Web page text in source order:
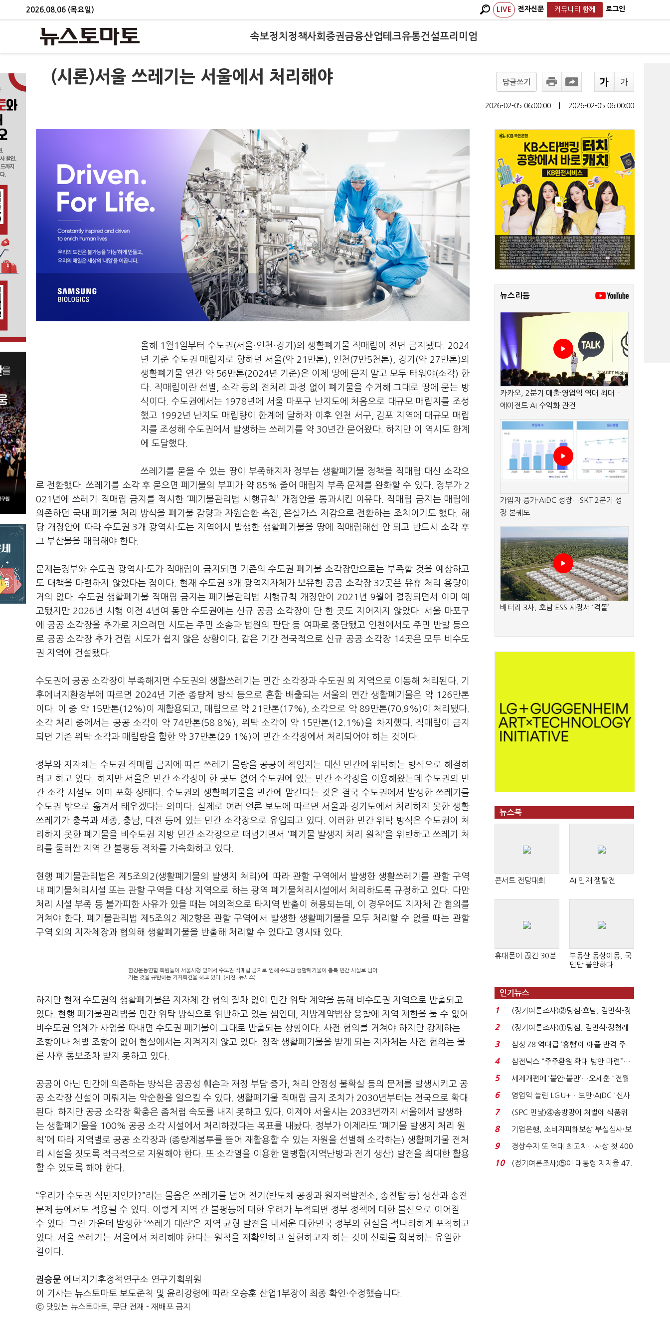
2026.08.06 (목요일) LIVE 전자신문 커뮤니티 함께 로그인
속보정치 정책사회 증권금융산업테크유통건설프리미엄
(시론)서울 쓰레기는 서울에서 처리해야 답글쓰기
2026-02-05 06:00:00 2026-02-05 06:00:00
올해 1월1일부터 수도권(서울·인천·경기)의 생활폐기물 직매립이 전면 금지됐다. 2024
년 기준 수도권 매립지로 향하던 서울(약 21만톤), 인천(7만5천톤), 경기(약 27만톤)의
생활폐기물 연간 약 56만톤(2024년 기준)은 이제 땅에 묻지 말고 모두 태워야(소각) 한
다. 직매립이란 선별, 소각 등의 전처리 과정 없이 폐기물을 수거해 그대로 땅에 묻는 방
식이다. 수도권에서는 1978년에 서울 마포구 난지도에 처음으로 대규모 매립지를 조성
했고 1992년 난지도 매립량이 한계에 달하자 이후 인천 서구, 김포 지역에 대규모 매립
지를 조성해 수도권에서 발생하는 쓰레기를 약 30년간 묻어왔다. 하지만 이 역시도 한계
에 도달했다.
쓰레기를 묻을 수 있는 땅이 부족해지자 정부는 생활폐기물 정책을 직매립 대신 소각으
로 전환했다. 쓰레기를 소각 후 묻으면 폐기물의 부피가 약 85% 줄어 매립지 부족 문제를 완화할 수 있다. 정부가 2
021년에 쓰레기 직매립 금지를 적시한 ‘폐기물관리법 시행규칙’ 개정안을 통과시킨 이유다. 직매립 금지는 매립에
의존하던 국내 폐기물 처리 방식을 폐기물 감량과 자원순환 촉진, 온실가스 저감으로 전환하는 조치이기도 했다. 해
당 개정안에 따라 수도권 3개 광역시·도는 지역에서 발생한 생활폐기물을 땅에 직매립해선 안 되고 반드시 소각 후
그 부산물을 매립해야 한다.
문제는정부와 수도권 광역시·도가 직매립이 금지되면 기존의 수도권 폐기물 소각장만으로는 부족할 것을 예상하고
도 대책을 마련하지 않았다는 점이다. 현재 수도권 3개 광역지자체가 보유한 공공 소각장 32곳은 유휴 처리 용량이
거의 없다. 수도권 생활폐기물 직매립 금지는 폐기물관리법 시행규칙 개정안이 2021년 9월에 결정되면서 이미 예
고됐지만 2026년 시행 이전 4년여 동안 수도권에는 신규 공공 소각장이 단 한 곳도 지어지지 않았다. 서울 마포구
에 공공 소각장을 추가로 지으려던 시도는 주민 소송과 법원의 판단 등 여파로 중단됐고 인천에서도 주민 반발 등으
로 공공 소각장 추가 건립 시도가 쉽지 않은 상황이다. 같은 기간 전국적으로 신규 공공 소각장 14곳은 모두 비수도
권 지역에 건설됐다.
수도권에 공공 소각장이 부족해지면 수도권의 생활쓰레기는 민간 소각장과 수도권 외 지역으로 이동해 처리된다. 기
후에너지환경부에 따르면 2024년 기준 종량제 방식 등으로 혼합 배출되는 서울의 연간 생활폐기물은 약 126만톤
이다. 이 중 약 15만톤(12%)이 재활용되고, 매립으로 약 21만톤(17%), 소각으로 약 89만톤(70.9%)이 처리됐다.
소각 처리 중에서는 공공 소각이 약 74만톤(58.8%), 위탁 소각이 약 15만톤(12.1%)을 차지했다. 직매립이 금지
되면 기존 위탁 소각과 매립량을 합한 약 37만톤(29.1%)이 민간 소각장에서 처리되어야 하는 것이다.
정부와 지자체는 수도권 직매립 금지에 따른 쓰레기 물량을 공공이 책임지는 대신 민간에 위탁하는 방식으로 해결하
려고 하고 있다. 하지만 서울은 민간 소각장이 한 곳도 없어 수도권에 있는 민간 소각장을 이용해왔는데 수도권의 민
간 소각 시설도 이미 포화 상태다. 수도권의 생활폐기물을 민간에 맡긴다는 것은 결국 수도권에서 발생한 쓰레기를
수도권 밖으로 옮겨서 태우겠다는 의미다. 실제로 여러 언론 보도에 따르면 서울과 경기도에서 처리하지 못한 생활
쓰레기가 충북과 세종, 충남, 대전 등에 있는 민간 소각장으로 유입되고 있다. 이러한 민간 위탁 방식은 수도권이 처
리하지 못한 폐기물을 비수도권 지방 민간 소각장으로 떠넘기면서 ‘폐기물 발생지 처리 원칙’을 위반하고 쓰레기 처
리를 둘러싼 지역 간 불평등 격차를 가속화하고 있다.
현행 폐기물관리법은 제5조의2(생활폐기물의 발생지 처리)에 따라 관할 구역에서 발생한 생활쓰레기를 관할 구역
내 폐기물처리시설 또는 관할 구역을 대상 지역으로 하는 광역 폐기물처리시설에서 처리하도록 규정하고 있다. 다만
처리 시설 부족 등 불가피한 사유가 있을 때는 예외적으로 타지역 반출이 허용되는데, 이 경우에도 지자체 간 협의를
거쳐야 한다. 폐기물관리법 제5조의2 제2항은 관할 구역에서 발생한 생활폐기물을 모두 처리할 수 없을 때는 관할
구역 외의 지자체장과 협의해 생활폐기물을 반출해 처리할 수 있다고 명시돼 있다.
환경운동연합 회원들이 서울시청 앞에서 수도권 직매립 금지로 인해 수도권 생활폐기물이 충북 민간 시설로 넘어
가는 것을 규탄하는 기자회견을 하고 있다. (사진=뉴시스)
하지만 현재 수도권의 생활폐기물은 지자체 간 협의 절차 없이 민간 위탁 계약을 통해 비수도권 지역으로 반출되고
있다. 현행 폐기물관리법을 민간 위탁 방식으로 위반하고 있는 셈인데, 지방계약법상 응찰에 지역 제한을 둘 수 없어
비수도권 업체가 사업을 따내면 수도권 폐기물이 그대로 반출되는 상황이다. 사전 협의를 거쳐야 하지만 강제하는
조항이나 처벌 조항이 없어 현실에서는 지켜지지 않고 있다. 정작 생활폐기물을 받게 되는 지자체는 사전 협의는 물
론 사후 통보조차 받지 못하고 있다.
공공이 아닌 민간에 의존하는 방식은 공공성 훼손과 재정 부담 증가, 처리 안정성 불확실 등의 문제를 발생시키고 공
공 소각장 신설이 미뤄지는 악순환을 일으킬 수 있다. 생활폐기물 직매립 금지 조치가 2030년부터는 전국으로 확대
된다. 하지만 공공 소각장 확충은 좀처럼 속도를 내지 못하고 있다. 이제야 서울시는 2033년까지 서울에서 발생하
는 생활폐기물을 100% 공공 소각 시설에서 처리하겠다는 목표를 내놨다. 정부가 이제라도 ‘폐기물 발생지 처리 원
칙’에 따라 지역별로 공공 소각장과 (종량제봉투를 뜯어 재활용할 수 있는 자원을 선별해 소각하는) 생활폐기물 전처
리 시설을 짓도록 적극적으로 지원해야 한다. 또 소각열을 이용한 열병합(지역난방과 전기 생산) 발전을 최대한 활용
할 수 있도록 해야 한다.
“우리가 수도권 식민지인가?”라는 물음은 쓰레기를 넘어 전기(반도체 공장과 원자력발전소, 송전탑 등) 생산과 송전
문제 등에서도 적용될 수 있다. 이렇게 지역 간 불평등에 대한 우려가 누적되면 정부 정책에 대한 불신으로 이어질
수 있다. 그런 가운데 발생한 ‘쓰레기 대란’은 지역 균형 발전을 내세운 대한민국 정부의 현실을 적나라하게 포착하고
있다. 서울 쓰레기는 서울에서 처리해야 한다는 원칙을 재확인하고 실현하고자 하는 것이 신뢰를 회복하는 유일한
길이다.
권승문 에너지기후정책연구소 연구기획위원
이 기사는 뉴스토마토 보도준칙 및 윤리강령에 따라 오승훈 산업1부장이 최종 확인·수정했습니다.
ⓒ 맛있는 뉴스토마토, 무단 전재 - 재배포 금지
뉴스리듬
카카오, 2분기 매출·영업익 역대 최대…
에이전트 AI 수익화 관건
가입자 증가·AIDC 성장…SKT 2분기 성
장 본궤도
배터리 3사, 호남 ESS 시장서 ‘격돌’
뉴스북
콘서트 전당대회 AI 인재 쟁탈전
휴대폰이 끊긴 30분
부동산 동상이몽, 국
민만 불안하다
인기뉴스
1
(정기여론조사)②당심·호남, 김민석-정
청래 '초접전'...
2
(정기여론조사)①당심, 김민석·정청래
'초접전'…대통령 ...
3
삼성 Z8 역대급 ‘흥행’에 애플 반격 주
목…9월 ‘폴...
4
삼전닉스 “주주환원 확대 방안 마련”…
로이터에 성명...
5
세제개편에 ‘불안·불만’…오세훈 "전월
세 구하기 더 ...
6
영업익 늘린 LGU+…보안·AIDC '신사
업 드라이브'...
7
(SPC 민낯)④솜방망이 처벌에 식품위
생법 위반 반복...
8
기업은행, 소비자피해보상 부실심사·보
이스피싱 공시 ...
9
경상수지 또 역대 최고치…사상 첫 400
억달러에 '3% 성...
10
(정기여론조사)⑤이 대통령 지지율 47.